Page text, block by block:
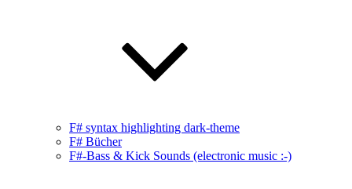
F# syntax highlighting dark-theme
F# Bücher
F#-Bass & Kick Sounds (electronic music :-)